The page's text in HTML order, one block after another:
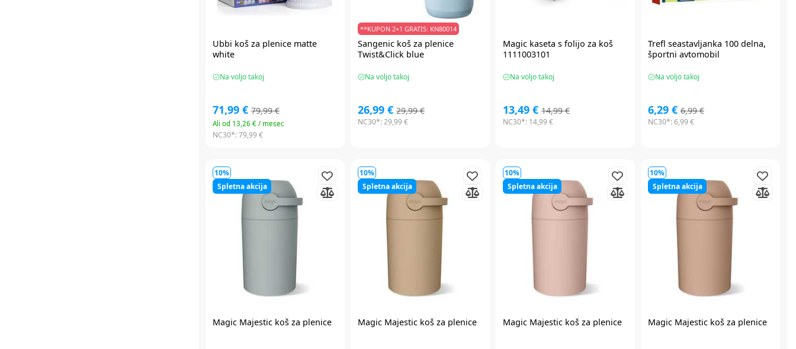
Ubbi koš za plenice matte
white
Na voljo takoj
71,99 € 79,99 €
Ali od 13,26 € / mesec
NC30*:79,99 €
**KUPON 2+1 GRATIS: KN80014
Sangenic koš za plenice
Twist&Click blue
Na voljo takoj
26,99 € 29,99 €
NC30*:29,99 €
Magic kaseta s folijo za koš
1111003101
Na voljo takoj
13,49 € 14,99 €
NC30*: 14,99 €
Trefl seastavljanka 100 delna,
športni avtomobil
Na voljo takoj
6,29 € 6,99 €
NC30*:6,99 €
10%
Spletna akcija
Magic Majestic koš za plenice
10%
Spletna akcija
Magic Majestic koš za plenice
10%
Spletna akcija
Magic Majestic koš za plenice
10%
Spletna akcija
Magic Majestic koš za plenice